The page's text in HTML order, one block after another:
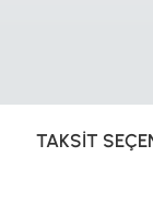
TAKSIT